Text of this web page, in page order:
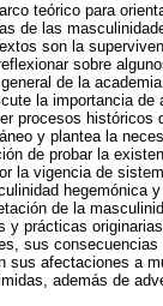
teórico para
de las
son la
sobre
de la
la importancia de
procesos históricos
y plantea la
de probar la
la vigencia de
hegemónica
de la
y prácticas
sus
sus afectaciones a
además de